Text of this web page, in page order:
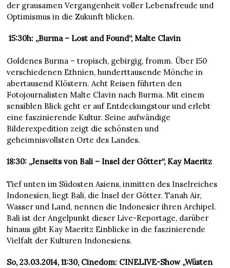
der grausamen Vergangenheit voller Lebensfreude und
Optimismus in die Zukunft blicken.
15:30h: „Burma – Lost and Found“, Malte Clavin
Goldenes Burma – tropisch, gebirgig, fromm. Über 150
verschiedenen Ethnien, hunderttausende Mönche in
abertausend Klöstern. Acht Reisen führten den
Fotojournalisten Malte Clavin nach Burma. Mit einem
sensiblen Blick geht er auf Entdeckungstour und erlebt
eine faszinierende Kultur. Seine aufwändige
Bilderexpedition zeigt die schönsten und
geheimnisvollsten Orte des Landes.
18:30: „Jenseits von Bali – Insel der Götter“, Kay Maeritz
Tief unten im Südosten Asiens, inmitten des Inselreiches
Indonesien, liegt Bali, die Insel der Götter. Tanah Air,
Wasser und Land, nennen die Indonesier ihren Archipel.
Bali ist der Angelpunkt dieser Live-Reportage, darüber
hinaus gibt Kay Maeritz Einblicke in die faszinierende
Vielfalt der Kulturen Indonesiens.
So, 23.03.2014, 11:30, Cinedom: CINELIVE-Show „Wüsten